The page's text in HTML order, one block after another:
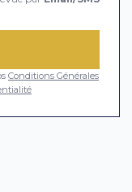
Conditions Générales